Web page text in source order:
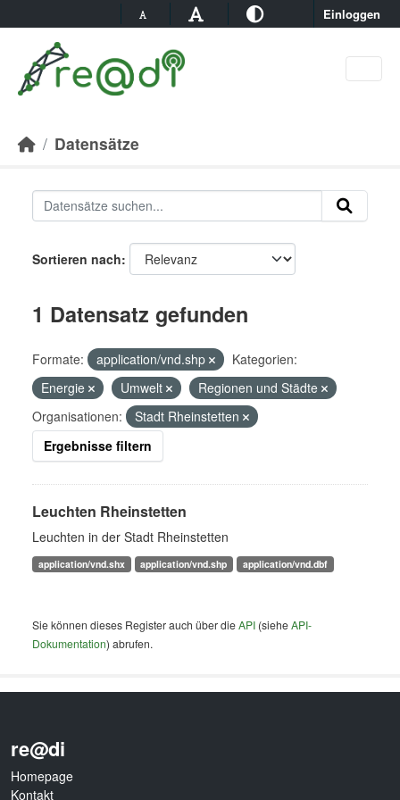
Einloggen
Datensätze
Sortieren nach
1 Datensatz gefunden
Formate: application/vnd.shp
Kategorien:
Energie
Umwelt
Regionen und Städte
Organisationen:
Stadt Rheinstetten
Ergebnisse filtern
Leuchten Rheinstetten
Leuchten in der Stadt Rheinstetten
application/vnd.shx application/vnd.shp application/vnd.dbf
Sie können dieses Register auch über dieAPI (sieheAPI-
Dokumentation) abrufen.
re@di
Homepage
Kontakt